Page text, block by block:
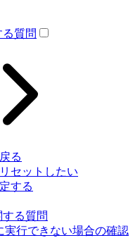
質問
る
セットしたい
する
る質問
実行できない場合の確認